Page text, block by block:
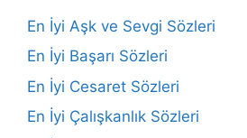
En İyi Aşk ve Sevgi Sözleri
En İyi Başarı Sözleri
En İyi Cesaret Sözleri
En İyi Çalışkanlık Sözleri